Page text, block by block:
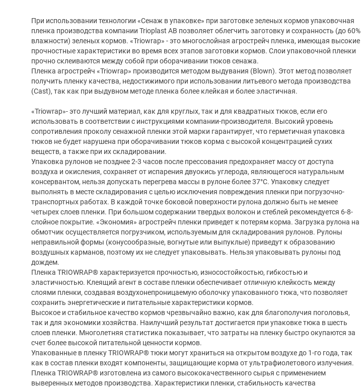
При использовании технологии «Сенаж в упаковке» при заготовке зеленых кормов упаковочная
пленка производства компании Trioplast AB позволяет облегчить заготовку и сохранность (до 60%
влажности) зеленых кормов. «Triowrap» - это многослойная агрострейч пленка, имеющая высокие
прочностные характеристики во время всех этапов заготовки кормов. Слои упаковочной пленки
прочно склеиваются между собой при оборачивании тюков сенажа.
Пленка агрострейч «Triowrap» производится методом выдувания (Blown). Этот метод позволяет
получить пленку качества, недостижимого при использовании литьевого метода производства
(Cast), так как при выдувном методе пленка более клейкая и более эластичная.
«Triowrap»- это лучший материал, как для круглых, так и для квадратных тюков, если его
использовать в соответствии с инструкциями компании-производителя. Высокий уровень
сопротивления проколу сенажной пленки этой марки гарантирует, что герметичная упаковка
тюков не будет нарушена при оборачивании тюков корма с высокой концентрацией сухих
веществ, а также при их складировании.
Упаковка рулонов не позднее 2-3 часов после прессования предохраняет массу от доступа
воздуха и окисления, сохраняет от испарения двуокись углерода, являющегося натуральным
консервантом, нельзя допускать перегрева массы в рулоне более 37°С. Упаковку следует
выполнять в месте складирования с целью исключения повреждения пленки при погрузочно-
транспортных работах. В каждой точке боковой поверхности рулона должно быть не менее
четырех слоев пленки. При большом содержании твердых волокон и стеблей рекомендуется 6-8-
слойное покрытие. «Экономия» агрострейч пленки приведет к потерям корма. Загрузка рулона на
обмотчик осуществляется погрузчиком, используемым для складирования рулонов. Рулоны
неправильной формы (конусообразные, вогнутые или выпуклые) приведут к образованию
воздушных карманов, поэтому их не следует упаковывать. Нельзя упаковывать рулоны под
дождем.
Пленка TRIOWRAP® характеризуется прочностью, износостойкостью, гибкостью и
эластичностью. Клеящий агент в составе пленки обеспечивает отличную клейкость между
слоями пленки, создавая воздухонепроницаемую оболочку упакованного тюка, что позволяет
сохранить энергетические и питательные характеристики кормов.
Высокое и стабильное качество кормов чрезвычайно важно, как для благополучия поголовья,
так и для экономики хозяйства. Наилучший результат достигается при упаковке тюка в шесть
слоев пленки. Многолетняя статистика показывает, что затраты на пленку быстро окупаются за
счет более высокой питательной ценности кормов.
Упакованные в пленку TRIOWRAP® тюки могут храниться на открытом воздухе до 1-го года, так
как в состав пленки входят компоненты, защищающие корма от ультрафиолетового излучения.
Пленка TRIOWRAP® изготовлена из самого высококачественного сырья с применением
выверенных методов производства. Характеристики пленки, стабильность качества